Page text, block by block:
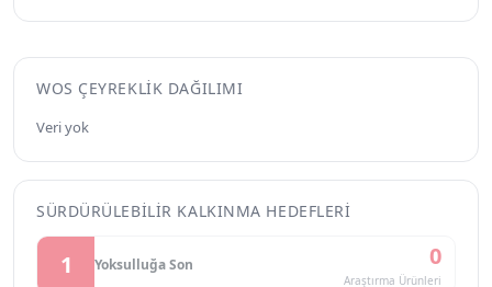
WOS ÇEYREKLIK DAĞILIMI
Veri yok
SÜRDÜRÜLEBILIR KALKINMA HEDEFLERI
1 Yoksulluğa Son 0
Araştırma Ürünleri